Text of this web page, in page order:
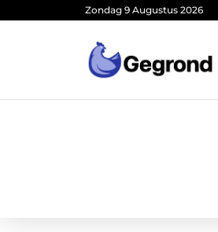
Zondag 9 Augustus 2026